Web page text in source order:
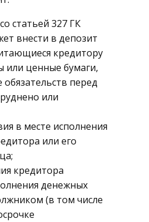
статьей 327 ГК
внести в депозит
кредитору
или ценные бумаги,
обязательств перед
или
в месте исполнения
или его
кредитора
денежных
(в том числе